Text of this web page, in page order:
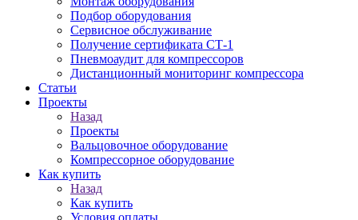
Подбор оборудования
Сервисное обслуживание
Получение сертификата СТ-1
Пневмоаудит для компрессоров
Дистанционный мониторинг компрессора
Статьи
Проекты
Назад
Проекты
Вальцовочное оборудование
Компрессорное оборудование
Как купить
Назад
Как купить
Условия оплаты